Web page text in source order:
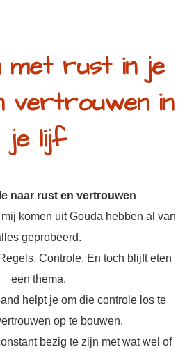
met rust in je
vertrouwen in
je lijf
naar rust en vertrouwen
komen uit Gouda hebben al van
geprobeerd.
Controle. En toch blijft eten
een thema.
helpt je om die controle los te
op te bouwen.
bezig te zijn met wat wel of